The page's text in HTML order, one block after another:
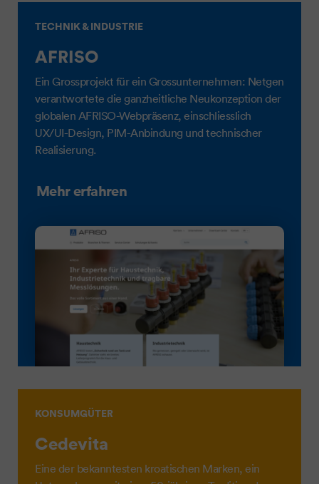
TECHNIK & INDUSTRIE
AFRISO
Ein Grossprojekt für ein Grossunternehmen: Netgen
verantwortete die ganzheitliche Neukonzeption der
globalen AFRISO-Webpräsenz, einschliesslich
UX/UI-Design, PIM-Anbindung und technischer
Realisierung.
Mehr erfahren
KONSUMGÜTER
Cedevita
Eine der bekanntesten kroatischen Marken, ein